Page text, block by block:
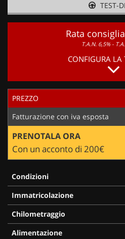
TEST-
Rata
T.A.N. 6,5% -
CONFIGURA LA
PREZZO
Fatturazione con iva esposta
PRENOTALA ORA
Con un acconto di 200€
Condizioni
Immatricolazione
Chilometraggio
Alimentazione